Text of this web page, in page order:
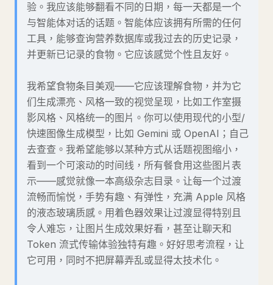
验。我应该能够翻看不同的日期，每一天都是一个
与智能体对话的话题。智能体应该拥有所需的任何
工具，能够查询营养数据库或我过去的历史记录，
并更新已记录的食物。它应该感觉个性且友好。
我希望食物条目美观——它应该理解食物，并为它
们生成漂亮、风格一致的视觉呈现，比如工作室摄
影风格、风格统一的图片。你可以使用现代的小型/
快速图像生成模型，比如 Gemini 或 OpenAI；自己
去查查。我希望能够以某种方式从话题视图缩小，
看到一个可滚动的时间线，所有餐食用这些图片表
示——感觉就像一本高级杂志目录。让每一个过渡
流畅而愉悦，手势有趣、有弹性，充满 Apple 风格
的液态玻璃质感。用着色器效果让过渡显得特别且
令人难忘，让图片生成效果好看，甚至让聊天和
Token 流式传输体验独特有趣。好好思考流程，让
它可用，同时不把屏幕弄乱或显得太技术化。